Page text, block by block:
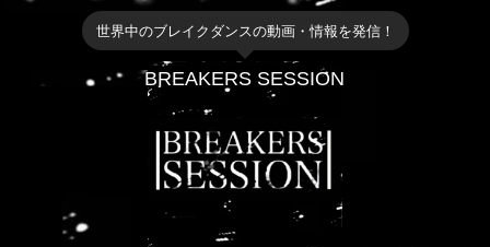
世界中のブレイクダンスの動画・情報を発信！
BREAKERS SESSION